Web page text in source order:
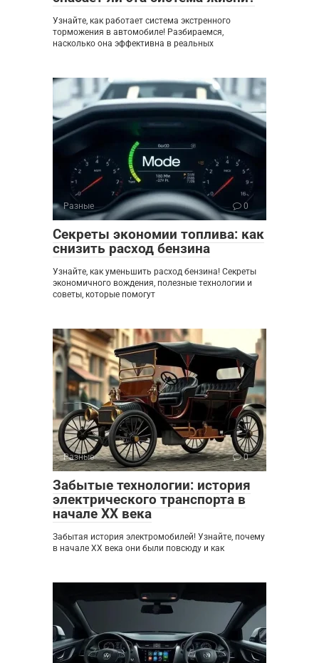
Узнайте, как работает система экстренного
торможения в автомобиле! Разбираемся,
насколько она эффективна в реальных
Разные 0
Секреты экономии топлива: как
снизить расход бензина
Узнайте, как уменьшить расход бензина! Секреты
экономичного вождения, полезные технологии и
советы, которые помогут
Разные 0
Забытые технологии: история
электрического транспорта в
начале XX века
Забытая история электромобилей! Узнайте, почему
в начале XX века они были повсюду и как